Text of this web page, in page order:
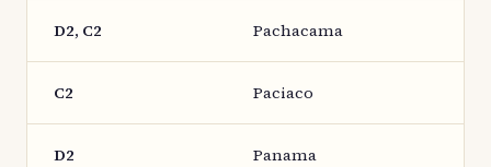
D2, C2 Pachacama
C2 Paciaco
D2 Panama